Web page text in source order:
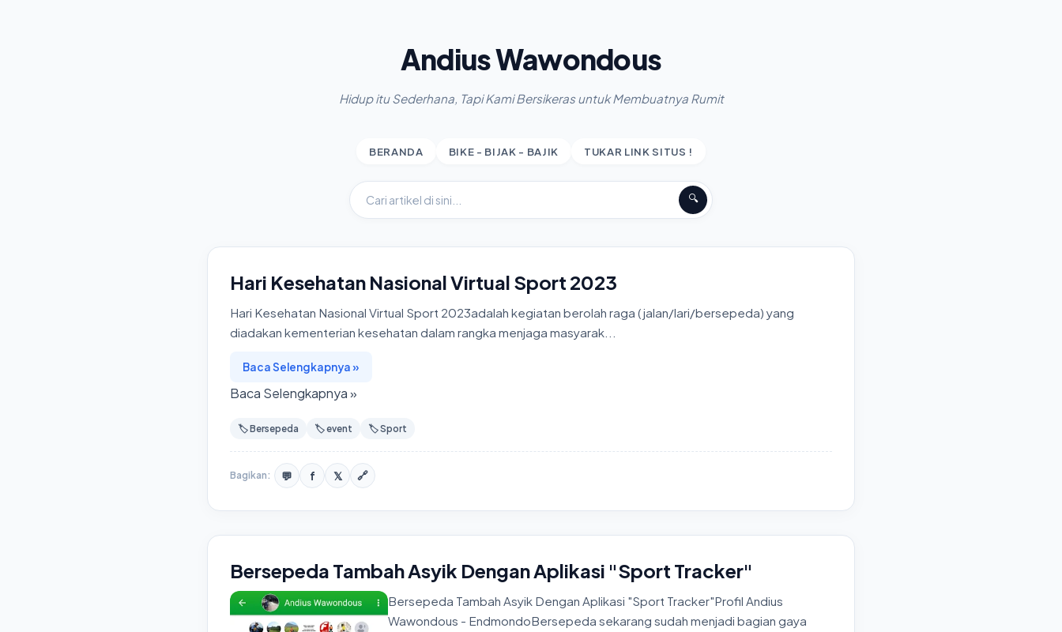
Andius Wawondous
Hidup itu Sederhana, Tapi Kami Bersikeras untuk Membuatnya Rumit
BERANDA BIKE - BIJAK - BAJIK TUKAR LINK SITUS !
🔍
Hari Kesehatan Nasional Virtual Sport 2023
Hari Kesehatan Nasional Virtual Sport 2023adalah kegiatan berolah raga (jalan/lari/bersepeda) yang
diadakan kementerian kesehatan dalam rangka menjaga masyarak...
Baca Selengkapnya »
Baca Selengkapnya »
🏷️ Bersepeda 🏷️ event 🏷️ Sport
Bagikan: 💬 f 𝕏 🔗
Bersepeda Tambah Asyik Dengan Aplikasi "Sport Tracker"
Bersepeda Tambah Asyik Dengan Aplikasi "Sport Tracker"Profil Andius
Wawondous - EndmondoBersepeda sekarang sudah menjadi bagian gaya